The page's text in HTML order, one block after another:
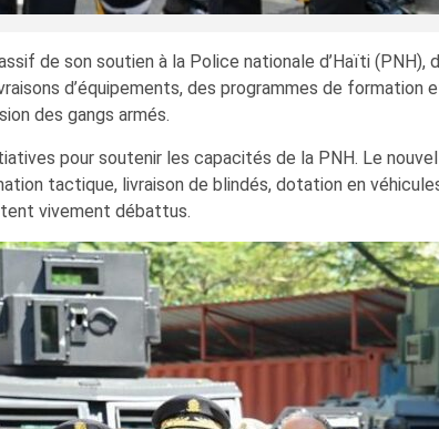
de son soutien à la Police nationale d’Haïti
d’équipements, des programmes de
des gangs armés.
pour soutenir les capacités de la PNH. Le
tactique, livraison de blindés, dotation en
vivement débattus.